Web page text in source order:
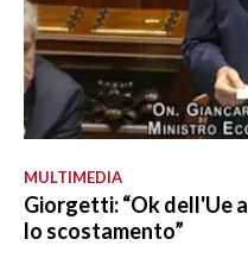
MULTIMEDIA
Giorgetti: “Ok dell'Ue
lo scostamento”